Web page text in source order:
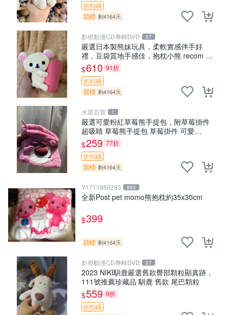
折扣碼
競標 剩4164天
影視動漫CD專輯DVD 57
嚴選日本製熊妹玩具，柔軟實感伴手好
禮，豆袋質地手感佳，抱枕小熊 recom 推
薦 白色豆袋 玩具
$610 91折
折扣碼
競標 剩4164天
水星百貨 1
嚴選可愛粉紅草莓熊手提包，附草莓掛件
超吸睛 草莓熊手提包 草莓掛件 可愛
portunese
$259 77折
折扣碼
競標 剩4164天
Y1711989293 883
全新Post pet momo熊抱枕約35x30cm
$399
競標 剩4164天
影視動漫CD專輯DVD 57
2023 NIKI馴鹿嚴選舊款臀部顆粒顯真跡，
111號推薦珍藏品 馴鹿 舊款 尾巴顆粒
$559 9折
折扣碼